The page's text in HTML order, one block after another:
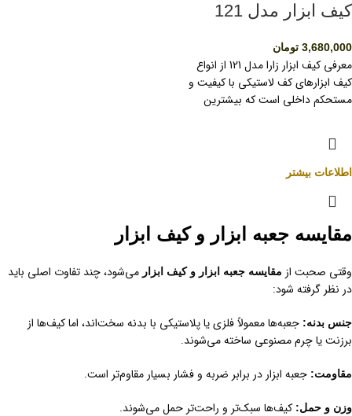
کیف ابزار مدل 121
3,680,000 تومان
معرفی کیف ابزار زارا مدل 121 از انواع
کیف ابزارهای کف لاستیکی با کیفیت و
مستحکم داخلی است که بیشترین
اطلاعات بیشتر
مقایسه جعبه ابزار و کیف ابزار
وقتی صحبت از مقایسه جعبه ابزار و کیف ابزار می‌شود، چند تفاوت اصلی باید
در نظر گرفته شود:
جنس بدنه: جعبه‌ها معمولاً فلزی یا پلاستیکی با بدنه سخت‌اند، اما کیف‌ها از
برزنت یا چرم مصنوعی ساخته می‌شوند.
مقاومت: جعبه ابزار در برابر ضربه و فشار بسیار مقاوم‌تر است.
وزن و حمل: کیف‌ها سبک‌تر و راحت‌تر حمل می‌شوند.